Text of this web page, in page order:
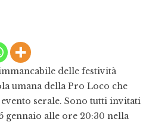
delle festività
umana della Pro Loco che
evento serale. Sono tutti invitati
gennaio alle ore 20:30 nella